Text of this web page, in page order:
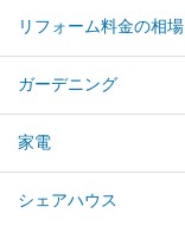
リフォーム料金の相場
ガーデニング
家電
シェアハウス